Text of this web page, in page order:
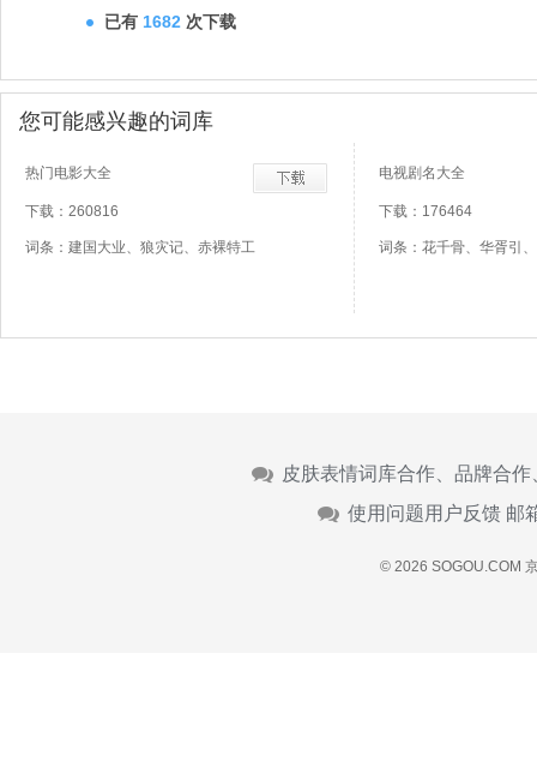
已有 1682 次下载
您可能感兴趣的词库
热门电影大全
下载：260816
词条：建国大业、狼灾记、赤裸特工
电视剧名大全
下载：176464
词条：花千骨、华胥引
皮肤表情词库合作、品牌合
使用问题用户反馈 邮
© 2026 SOGOU.COM